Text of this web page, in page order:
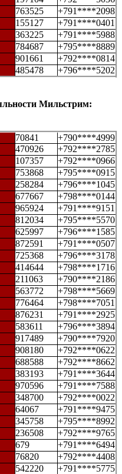
763525
+791****2098
155127
+791****0401
363225
+791****5988
784687
+795****8889
901661
+792****0814
485478 +796****5202
Мильстрим:
70841
+790****4999
470926
+792****2785
107357
+792****0966
753868
+795****0915
258284
+796****1045
677667
+798****0144
965924
+791****9151
812034
+795****5570
625997
+796****1585
872591
+791****0507
725368
+796****3178
414644
+798****1716
211063
+790****2186
563772
+798****5669
776464
+798****7051
876231
+791****2925
583611
+796****3894
917489
+790****7920
908180
+792****0622
688588
+792****8662
383193
+791****3644
970596
+791****7588
348700
+792****0022
64067
+791****9475
345758
+795****8992
236508
+792****9765
679
+791****6494
76820
+792****4408
542220
+791****5775